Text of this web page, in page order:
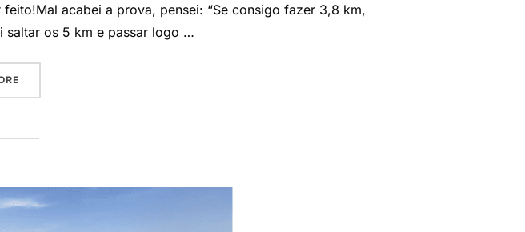
acabei a prova, pensei: “Se consigo fazer 3,8 km,
saltar os 5 km e passar logo …